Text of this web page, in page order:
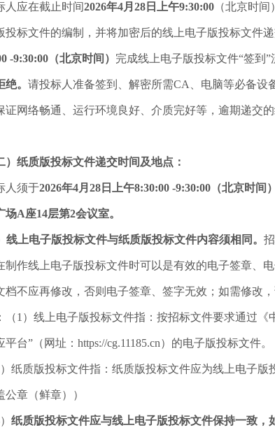
人应在截止时间2026年4月28日上午9:30:00 （北京时
投标文件的编制，并将加密后的线上电子版投标文件
-9:30:00（北京时间） 完成线上电子版投标文件“签到”
。 请投标人准备签到、解密所需CA、电脑等必备
证网络畅通、运行环境良好、介质完好等，逾期递交
）纸质版投标文件递交时间及地点：
人须于2026年4月28日上午8:30:00 -9:30:00（北京时间）
场A座14层第2会议室。
线上电子版投标文件与纸质版投标文件内容须相同。
制作线上电子版投标文件时可以是有效的电子签章、
档不应再修改，否则电子签章、签字无效；如需修改
：（1）线上电子版投标文件指：按招标文件要求通过
平台”（网址：https://cg.11185.cn）的电子版投标文件。
纸质版投标文件指：纸质版投标文件应为线上电子
公章（鲜章））
纸质版投标文件应与线上电子版投标文件保持一致，